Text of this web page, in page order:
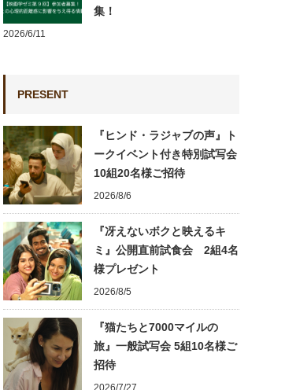
集！
2026/6/11
PRESENT
『ヒンド・ラジャブの声』ト
ークイベント付き特別試写会
10組20名様ご招待
2026/8/6
『冴えないボクと映えるキ
ミ』公開直前試食会 2組4名
様プレゼント
2026/8/5
『猫たちと7000マイルの
旅』一般試写会 5組10名様ご
招待